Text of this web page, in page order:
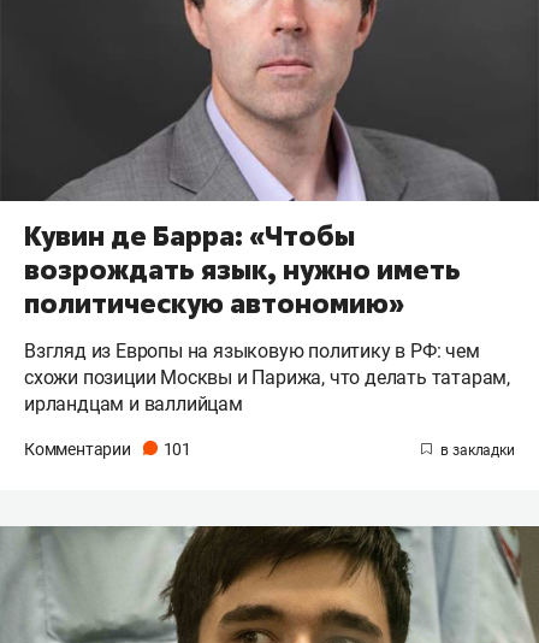
Кувин де Барра: «Чтобы
возрождать язык, нужно иметь
политическую автономию»
Взгляд из Европы на языковую политику в РФ: чем
схожи позиции Москвы и Парижа, что делать татарам,
ирландцам и валлийцам
Комментарии 101